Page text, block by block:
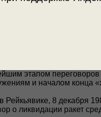
Генерального
Рейгана.
было подписано
этапом переговоров
и началом конца
8 декабря
о ликвидации ракет